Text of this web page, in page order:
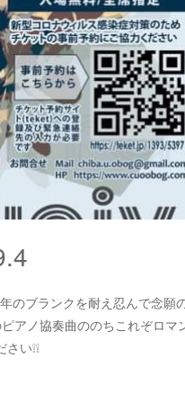
のブランクを耐え忍んで念願
アノ協奏曲ののちこれぞロマ
❕❕